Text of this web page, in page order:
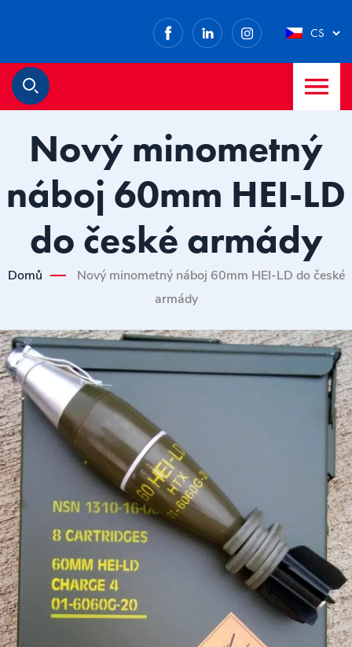
Facebook
LinkedInInstagram
CS
Nový minometný
náboj 60mm HEI-LD
do české armády
Domů
Nový minometný náboj 60mm HEI-LD do české
armády